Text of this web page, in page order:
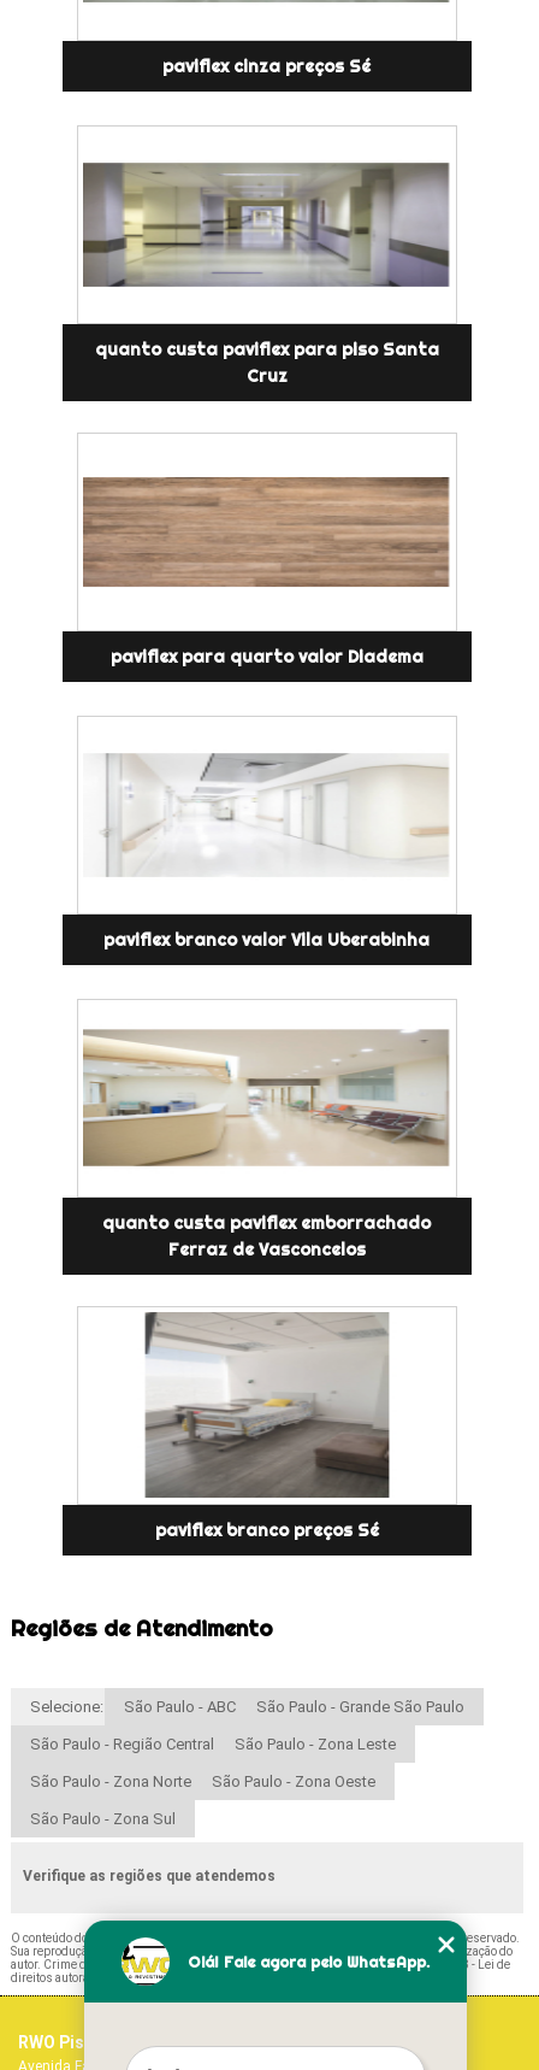
paviflex cinza preços Sé
quanto custa paviflex para piso Santa
Cruz
paviflex para quarto valor Diadema
paviflex branco valor Vila Uberabinha
quanto custa paviflex emborrachado
Ferraz de Vasconcelos
paviflex branco preços Sé
Regiões de Atendimento
Selecione: São Paulo - ABC São Paulo - Grande São Paulo
São Paulo - Região Central São Paulo - Zona Leste
São Paulo - Zona Norte São Paulo - Zona Oeste
São Paulo - Zona Sul
Verifique as regiões que atendemos
O conteúdo do texto " Preço de Paviflex para Cozinha Avenida Imirin
" é de direito reservado.
Sua reprodução, parcial ou total, mesmo citando nossos links, é proibida sem a autorização do
autor. Crime de violação de direito autoral – artigo 184 do Código Penal –Lei 9610/98 - Lei de
direitos autorais
RWO Pisos Vinílicos
Avenida Fagundes Filho, 1017 - Vila Monte Alegre
Home
Olá! Fale agora pelo WhatsApp.